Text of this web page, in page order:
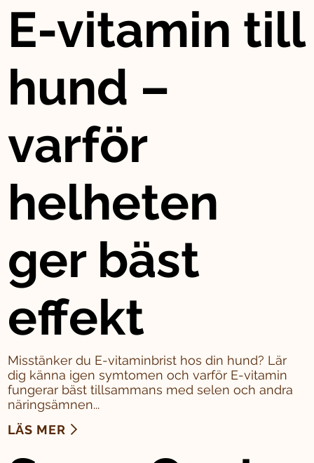
E-vitamin till
hund –
varför
helheten
ger bäst
effekt
Misstänker du E-vitaminbrist hos din hund? Lär
dig känna igen symtomen och varför E-vitamin
fungerar bäst tillsammans med selen och andra
näringsämnen...
LÄS MER